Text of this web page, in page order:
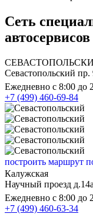
Сеть
Севастопольский пр.
Ежедневно с 8:00 до
+7 (499) 460-69-84
построить маршрут
Калужская
Научный проезд
Ежедневно с 8:00 до
+7 (499) 460-63-34